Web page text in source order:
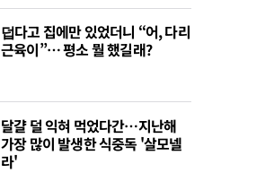
덥다고 집에만 있었더니 “어, 다리
근육이”… 평소 뭘 했길래?
달걀 덜 익혀 먹었다간…지난해
가장 많이 발생한 식중독 '살모넬
라'